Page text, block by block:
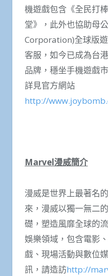
機遊戲包含《全民打
堂》，此外也協助母
Corporation)全球版
客服，如今已成為台
品牌，穩坐手機遊戲
詳見官方網站
http://
Marvel漫威簡介
漫威是世界上最著名
來，漫威以獨一無二
礎，塑造風靡全球的
娛樂領域，包含電影
戲、現場活動與數位
訊，請造訪http://